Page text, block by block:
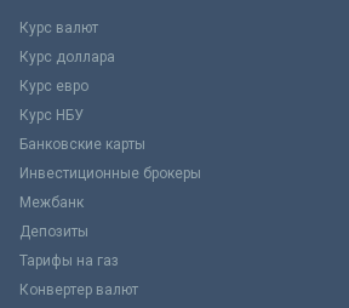
Курс валют
Курс доллара
Курс евро
Курс НБУ
Банковские карты
Инвестиционные брокеры
Межбанк
Депозиты
Тарифы на газ
Конвертер валют